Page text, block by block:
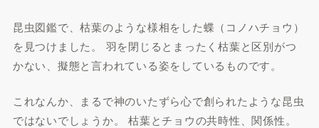
昆虫図鑑で、枯葉のような様相をした蝶（コノハチョウ）
を見つけました。 羽を閉じるとまったく枯葉と区別がつ
かない、擬態と言われている姿をしているものです。
これなんか、まるで神のいたずら心で創られたような昆虫
ではないでしょうか。 枯葉とチョウの共時性、関係性。